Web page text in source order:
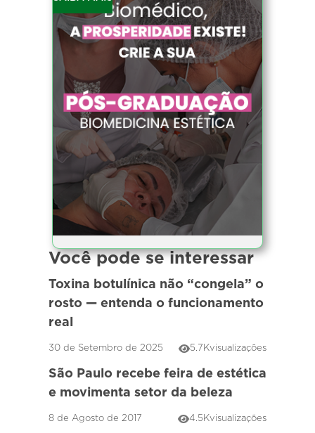
Você pode se interessar
Toxina botulínica não “congela” o
rosto — entenda o funcionamento
real
30 de Setembro de 2025 5.7Kvisualizações
São Paulo recebe feira de estética
e movimenta setor da beleza
8 de Agosto de 2017 4.5Kvisualizações